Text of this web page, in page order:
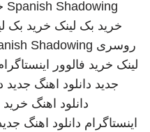
Spanish Shadowing
خرید بک لینک خرید بک
روسری Shadowing
لینک خرید فالوور
جدید دانلود اهنگ جدید
دانلود اهنگ خرید
اینستاگرام دانلود اهنگ